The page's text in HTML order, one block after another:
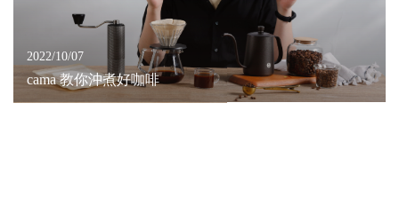
2022/10/07
cama 教你沖煮好咖啡